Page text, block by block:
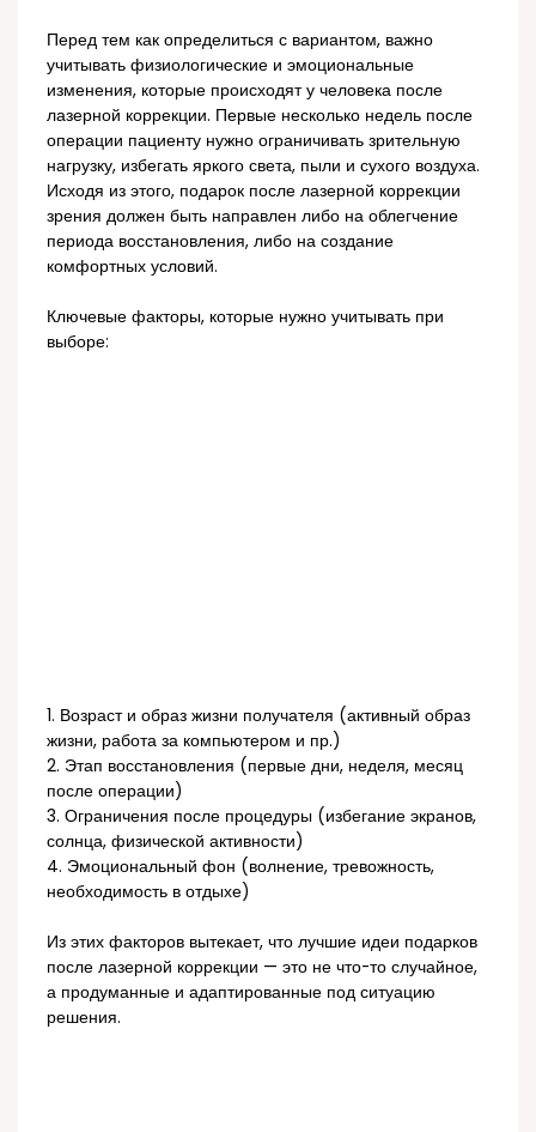
Перед тем как определиться с вариантом, важно
учитывать физиологические и эмоциональные
изменения, которые происходят у человека после
лазерной коррекции. Первые несколько недель после
операции пациенту нужно ограничивать зрительную
нагрузку, избегать яркого света, пыли и сухого воздуха.
Исходя из этого, подарок после лазерной коррекции
зрения должен быть направлен либо на облегчение
периода восстановления, либо на создание
комфортных условий.
Ключевые факторы, которые нужно учитывать при
выборе:
1. Возраст и образ жизни получателя (активный образ
жизни, работа за компьютером и пр.)
2. Этап восстановления (первые дни, неделя, месяц
после операции)
3. Ограничения после процедуры (избегание экранов,
солнца, физической активности)
4. Эмоциональный фон (волнение, тревожность,
необходимость в отдыхе)
Из этих факторов вытекает, что лучшие идеи подарков
после лазерной коррекции — это не что-то случайное,
а продуманные и адаптированные под ситуацию
решения.